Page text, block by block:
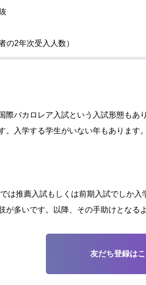
の2年次受入人数）
際バカロレア入試という入試形態もあ
。入学する学生がいない年もあります。
は推薦入試もしくは前期入試でしか
が多いです。以降、その手助けとなる
友だち登録は